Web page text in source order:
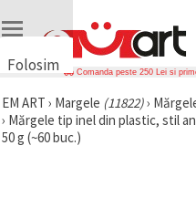
Folosim
uri
🍪 Folosim
cookie-uri
Comanda peste 250 Lei si
EM ART › Margele (11822)›
› Mărgele tip inel din plastic, stil
50 g (~60 buc.)